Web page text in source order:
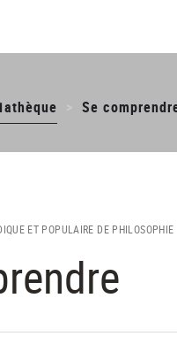
Se
ET POPULAIRE DE PHILOSOPHIE